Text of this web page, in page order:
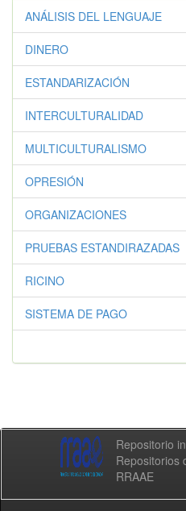
ANÁLISIS DEL LENGUAJE
DINERO
ESTANDARIZACIÓN
INTERCULTURALIDAD
MULTICULTURALISMO
OPRESIÓN
ORGANIZACIONES
PRUEBAS ESTANDIRAZADAS
RICINO
SISTEMA DE PAGO
Repositorio
Repositorios
RRAAE